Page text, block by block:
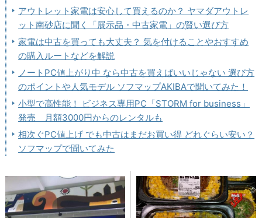
アウトレット家電は安心して買えるのか？ ヤマダアウトレ
ット南砂店に聞く「展示品・中古家電」の賢い選び方
家電は中古を買っても大丈夫？ 気を付けることやおすすめ
の購入ルートなどを解説
ノートPC値上がり中 なら中古を買えばいいじゃない 選び方
のポイントや人気モデル ソフマップAKIBAで聞いてみた！
小型で高性能！ ビジネス専用PC「STORM for business」
発売 月額3000円からのレンタルも
相次ぐPC値上げ でも中古はまだお買い得 どれぐらい安い？
ソフマップで聞いてみた